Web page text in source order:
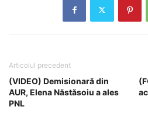
Articolul precedent
(VIDEO) Demisionară din
AUR, Elena Năstăsoiu a ales
PNL